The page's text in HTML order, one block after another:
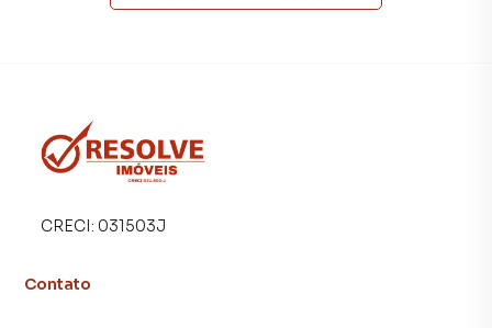
muito o número de contatos interessados e tendo como
inquilinos.
CRECI: 031503J
Contato